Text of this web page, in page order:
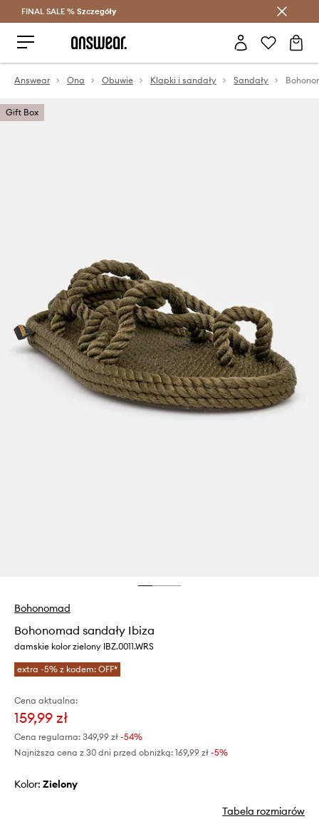
Oszczędzaj z Answear Club >
FINAL SALE % Szczegóły
Answear Ona Obuwie Klapki i sandały Sandały
Gift Box
Bohonomad
Bohonomad sandały Ibiza
damskie kolor zielony IBZ.0011.WRS
extra -5% z kodem: OFF*
Cena aktualna:
159,99 zł
Cena regularna: 349,99 zł -54%
Najniższa cena z 30 dni przed obniżką: 169,99 zł -5%
Kolor: zielony
Tabela rozmiarów